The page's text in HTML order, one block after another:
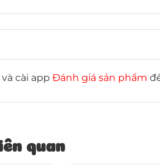
cài app Đánh giá sản phẩm
quan